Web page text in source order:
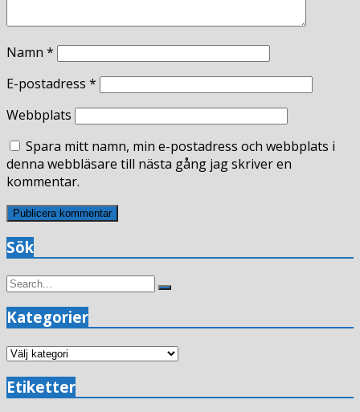
Namn *
E-postadress *
Webbplats
Spara mitt namn, min e-postadress och webbplats i
denna webbläsare till nästa gång jag skriver en
kommentar.
Sök
Search
Search
Kategorier
Kategorier
Etiketter